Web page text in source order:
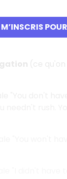
l'interdiction
ne dois pas